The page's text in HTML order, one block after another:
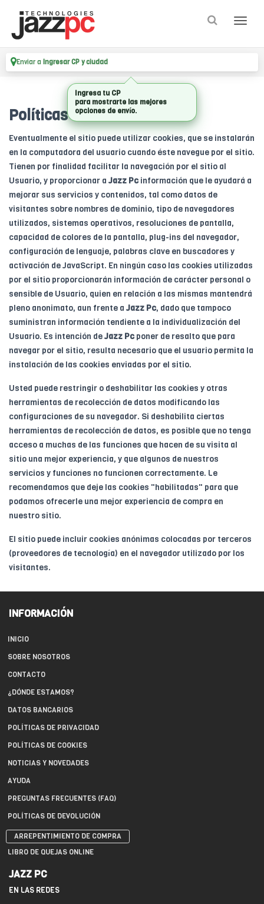
Enviar a Ingresar CP y ciudad
Políticas de Cookies
Eventualmente el sitio puede utilizar cookies, que se instalarán
en la computadora del usuario cuando éste navegue por el sitio.
Tienen por finalidad facilitar la navegación por el sitio al
Usuario, y proporcionar a Jazz Pc información que le ayudará a
mejorar sus servicios y contenidos, tal como datos de
visitantes sobre nombres de dominio, tipo de navegadores
utilizados, sistemas operativos, resoluciones de pantalla,
capacidad de colores de la pantalla, plug-ins del navegador,
configuración de lenguaje, palabras clave en buscadores y
activación de JavaScript. En ningún caso las cookies utilizadas
por el sitio proporcionarán información de carácter personal o
sensible de Usuario, quien en relación a las mismas mantendrá
pleno anonimato, aun frente a Jazz Pc, dado que tampoco
suministran información tendiente a la individualización del
Usuario. Es intención deJazz Pc poner de resalto que para
navegar por el sitio, resulta necesario que el usuario permita la
instalación de las cookies enviadas por el sitio.
Usted puede restringir o deshabilitar las cookies y otras
herramientas de recolección de datos modificando las
configuraciones de su navegador. Si deshabilita ciertas
herramientas de recolección de datos, es posible que no tenga
acceso a muchas de las funciones que hacen de su visita al
sitio una mejor experiencia, y que algunos de nuestros
servicios y funciones no funcionen correctamente. Le
recomendamos que deje las cookies "habilitadas" para que
podamos ofrecerle una mejor experiencia de compra en
nuestro sitio.
El sitio puede incluir cookies anónimas colocadas por terceros
(proveedores de tecnología) en el navegador utilizado por los
visitantes.
INFORMACIÓN
INICIO
SOBRE NOSOTROS
CONTACTO
¿DÓNDE ESTAMOS?
DATOS BANCARIOS
POLÍTICAS DE PRIVACIDAD
POLÍTICAS DE COOKIES
NOTICIAS Y NOVEDADES
AYUDA
PREGUNTAS FRECUENTES (FAQ)
POLÍTICAS DE DEVOLUCIÓN
ARREPENTIMIENTO DE COMPRA
LIBRO DE QUEJAS ONLINE
JAZZ PC
EN LAS REDES
Ingresa tu CP
para mostrarte las mejores
opciones de envío.